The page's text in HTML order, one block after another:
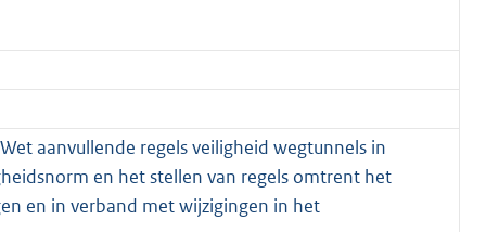
aanvullende regels veiligheid wegtunnels in
en het stellen van regels omtrent het
en in verband met wijzigingen in het